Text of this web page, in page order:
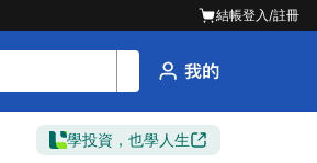
結帳登入/註冊
學投資，也學人生